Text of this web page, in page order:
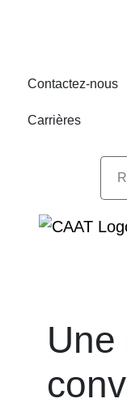
navigation
Contactez-nous
Carrières
Une